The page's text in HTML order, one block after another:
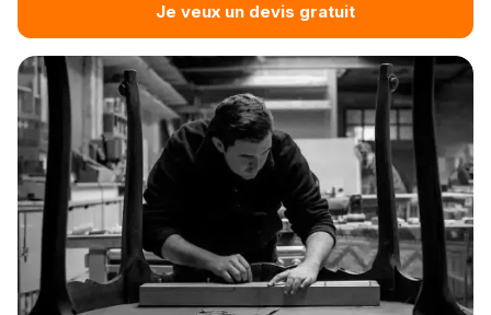
Je veux un devis gratuit